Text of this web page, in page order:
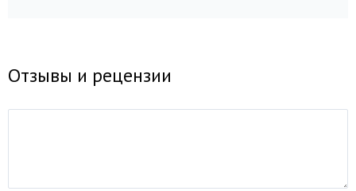
Отзывы и рецензии